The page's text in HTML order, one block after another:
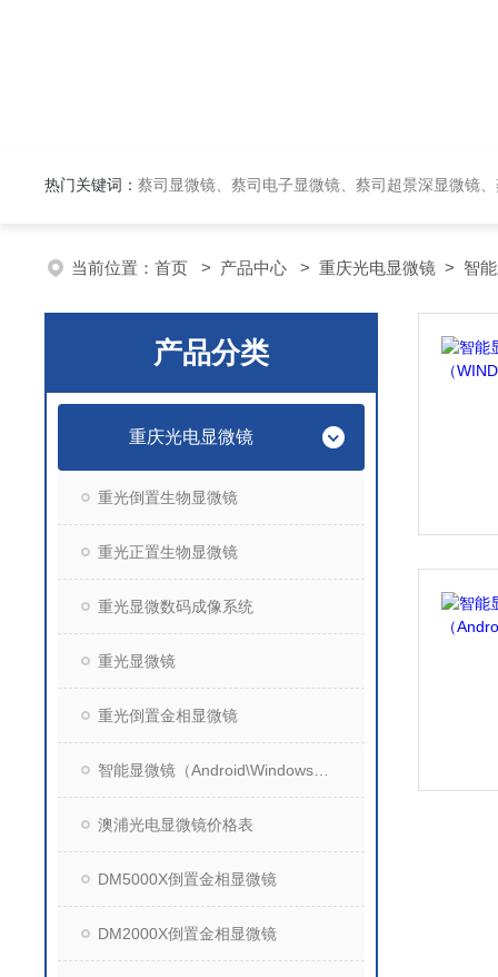
热门关键词： 蔡司显微镜、蔡司电子显微镜、蔡司超景深显微镜
当前位置： 首页 > 产品中心 > 重庆光电显微镜 > 智
产品分类
重庆光电显微镜
重光倒置生物显微镜
重光正置生物显微镜
重光显微数码成像系统
重光显微镜
重光倒置金相显微镜
澳浦光电显微镜价格表
DM5000X倒置金相显微镜
DM2000X倒置金相显微镜